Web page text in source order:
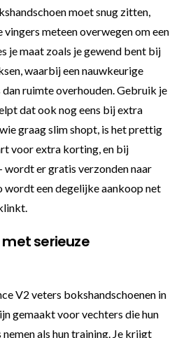
moet snug zitten,
meteen overwegen om een
je maat zoals je gewend bent bij
waarbij een nauwkeurige
ruimte overhouden. Gebruik je
dat ook nog eens bij extra
graag slim shopt, is het prettig
voor extra korting, en bij
wordt er gratis verzonden naar
wordt een degelijke aankoop net
serieuze
V2 veters bokshandschoenen in
gemaakt voor vechters die hun
als hun training. Je krijgt